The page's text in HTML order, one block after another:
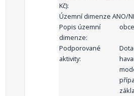
Kč):
Územní dimenze ANO/
Popis územní
dimenze:
Podporované
aktivity: